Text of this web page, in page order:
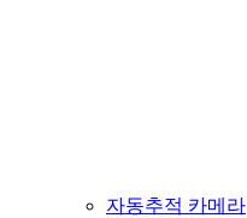
자동추적 카메라